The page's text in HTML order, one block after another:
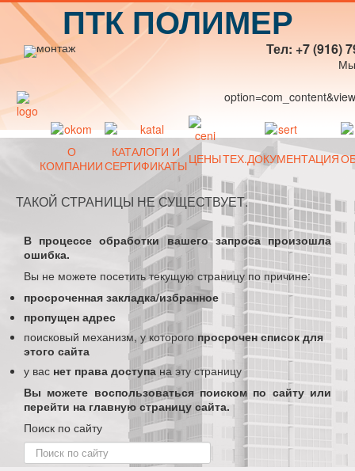
ПТК ПОЛИМЕР
Тел: +7 (916)
Мы
О
КОМПАНИИ
КАТАЛОГИ И
СЕРТИФИКАТЫЦЕНЫТЕХ.ДОКУМЕНТАЦИЯ
ТАКОЙ СТРАНИЦЫ НЕ СУЩЕСТВУЕТ.
В процессе обработки вашего запроса произошла
ошибка.
Вы не можете посетить текущую страницу по причине:
просроченная закладка/избранное
пропущен адрес
поисковый механизм, у которого просрочен список для
этого сайта
у вас нет права доступана эту страницу
Вы можете воспользоваться поиском по сайту или
перейти на главную страницу сайта.
Поиск по сайту
Поиск
по